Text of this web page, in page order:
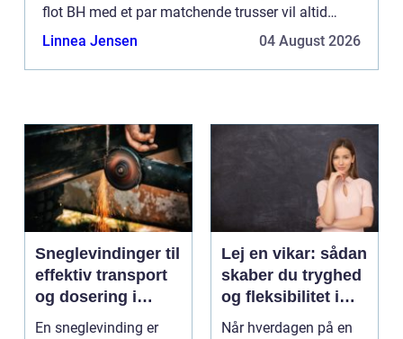
flot BH med et par matchende trusser vil altid
udgøre den mest grundlæggende del af en smuk
Linnea Jensen 04 August 2026
Sneglevindinger til
effektiv transport
og dosering i
industrien
En sneglevinding er
Lej en vikar: sådan
skaber du tryghed
og fleksibilitet i
hverdagen
Når hverdagen på en